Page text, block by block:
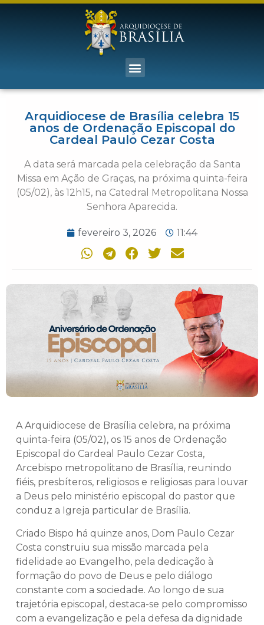
Arquidiocese de Brasília celebra 15
anos de Ordenação Episcopal do
Cardeal Paulo Cezar Costa
A data será marcada pela celebração da Santa
Missa em Ação de Graças, na próxima quinta-feira
(05/02), às 12h15, na Catedral Metropolitana Nossa
Senhora Aparecida.
fevereiro 3, 2026 11:44
A Arquidiocese de Brasília celebra, na próxima
quinta-feira (05/02), os 15 anos de Ordenação
Episcopal do Cardeal Paulo Cezar Costa,
Arcebispo metropolitano de Brasília, reunindo
fiéis, presbíteros, religiosos e religiosas para louvar
a Deus pelo ministério episcopal do pastor que
conduz a Igreja particular de Brasília.
Criado Bispo há quinze anos, Dom Paulo Cezar
Costa construiu sua missão marcada pela
fidelidade ao Evangelho, pela dedicação à
formação do povo de Deus e pelo diálogo
constante com a sociedade. Ao longo de sua
trajetória episcopal, destaca-se pelo compromisso
com a evangelização e pela defesa da dignidade